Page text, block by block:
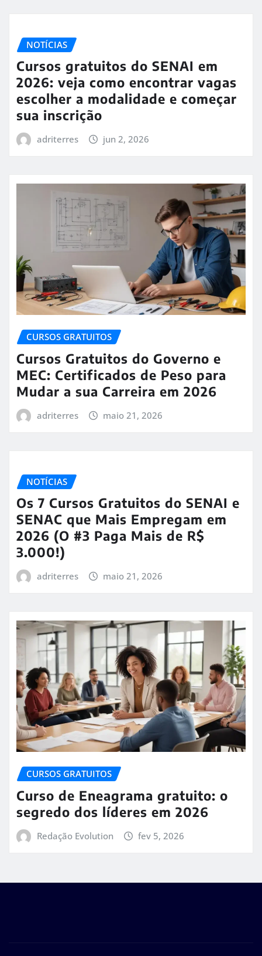
NOTÍCIAS
Cursos gratuitos do SENAI em
2026: veja como encontrar vagas
escolher a modalidade e começar
sua inscrição
adriterres jun 2, 2026
CURSOS GRATUITOS
Cursos Gratuitos do Governo e
MEC: Certificados de Peso para
Mudar a sua Carreira em 2026
adriterres maio 21, 2026
NOTÍCIAS
Os 7 Cursos Gratuitos do SENAI e
SENAC que Mais Empregam em
2026 (O #3 Paga Mais de R$
3.000!)
adriterres maio 21, 2026
CURSOS GRATUITOS
Curso de Eneagrama gratuito: o
segredo dos líderes em 2026
Redação Evolution fev 5, 2026